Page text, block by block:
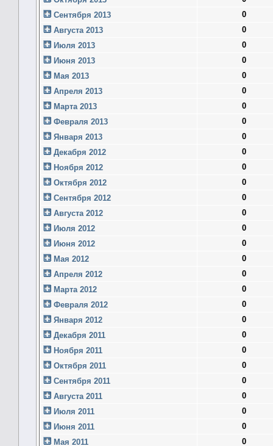
Сентября 2013
0
Августа 2013
0
Июля 2013
0
Июня 2013
0
Мая 2013
0
Апреля 2013
0
Марта 2013
0
Февраля 2013
0
Января 2013
0
Декабря 2012
0
Ноября 2012
0
Октября 2012
0
Сентября 2012
0
Августа 2012
0
Июля 2012
0
Июня 2012
0
Мая 2012
0
Апреля 2012
0
Марта 2012
0
Февраля 2012
0
Января 2012
0
Декабря 2011
0
Ноября 2011
0
Октября 2011
0
Сентября 2011
0
Августа 2011
0
Июля 2011
0
Июня 2011
0
Мая 2011
0